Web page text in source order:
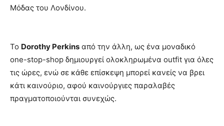
Μόδας του Λονδίνου.
Το Dorothy Perkins από την άλλη, ως ένα μοναδικό
one-stop-shop δημιουργεί ολοκληρωμένα outfit για όλες
τις ώρες, ενώ σε κάθε επίσκεψη μπορεί κανείς να βρει
κάτι καινούριο, αφού καινούργιες παραλαβές
πραγματοποιούνται συνεχώς.